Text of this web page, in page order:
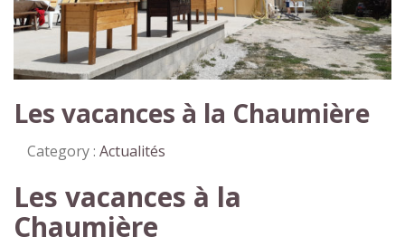
Les vacances à la Chaumière
Category : Actualités
Les vacances à la
Chaumière